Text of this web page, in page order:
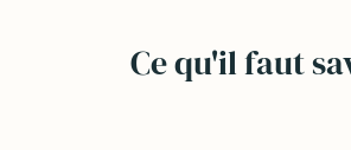
Ce qu'il faut